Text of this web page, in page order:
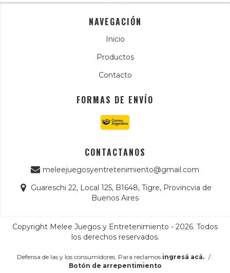
NAVEGACIÓN
Inicio
Productos
Contacto
FORMAS DE ENVÍO
CONTACTANOS
meleejuegosyentretenimiento@gmail.com
Guareschi 22, Local 125, B1648, Tigre, Provincvia de
Buenos Aires
Copyright Melee Juegos y Entretenimiento - 2026. Todos
los derechos reservados.
Defensa de las y los consumidores. Para reclamos ingresá acá. /
Botón de arrepentimiento